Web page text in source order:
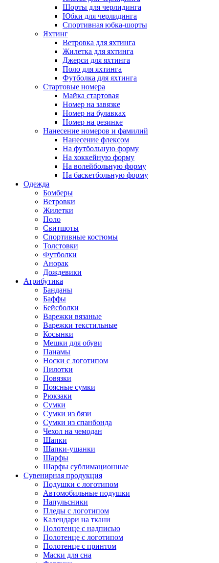
Шорты для черлидинга
Юбки для черлидинга
Спортивная юбка-шорты
Яхтинг
Ветровка для яхтинга
Жилетка для яхтинга
Джерси для яхтинга
Поло для яхтинга
Футболка для яхтинга
Стартовые номера
Майка стартовая
Номер на завязке
Номер на булавках
Номер на резинке
Нанесение номеров и фамилий
Нанесение флексом
На футбольную форму
На хоккейную форму
На волейбольную форму
На баскетбольную форму
Одежда
Бомберы
Ветровки
Жилетки
Поло
Свитшоты
Спортивные костюмы
Толстовки
Футболки
Анорак
Дождевики
Атрибутика
Банданы
Баффы
Бейсболки
Варежки вязаные
Варежки текстильные
Косынки
Мешки для обуви
Панамы
Носки с логотипом
Пилотки
Повязки
Поясные сумки
Рюкзаки
Сумки
Сумки из бязи
Сумки из спанбонда
Чехол на чемодан
Шапки
Шапки-ушанки
Шарфы
Шарфы сублимационные
Сувенирная продукция
Подушки с логотипом
Автомобильные подушки
Напульсники
Пледы с логотипом
Календари на ткани
Полотенце с надписью
Полотенце с логотипом
Полотенце с принтом
Маски для сна